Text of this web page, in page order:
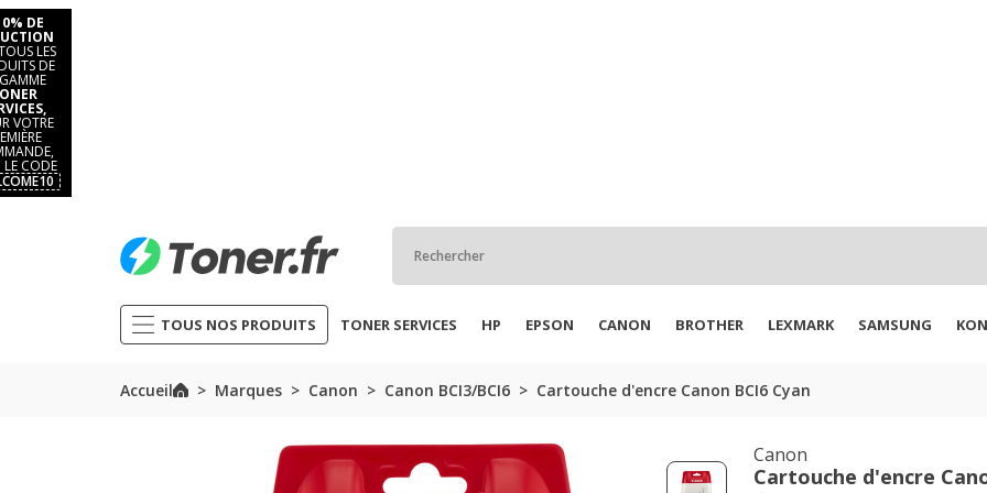
DE
LES
DE
VOTRE
LE CODE
TOUS NOS PRODUITS TONER SERVICES HP EPSON CANON BROTHER LEXMARK SAMSUNG
Accueil Marques Canon Canon BCI3/BCI6 Cartouche d'encre Canon BCI6 Cyan
Canon
Cartouche d'encre